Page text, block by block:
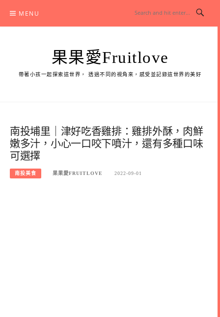
content
MENU
果果愛Fruitlove
帶著小孩一起探索這世界， 透過不同的視角來，感受並記錄這世界的美好
南投埔里｜津好吃香雞排：雞排外酥，肉鮮
嫩多汁，小心一口咬下噴汁，還有多種口味
可選擇
南投美食 果果愛FRUITLOVE 2022-09-01